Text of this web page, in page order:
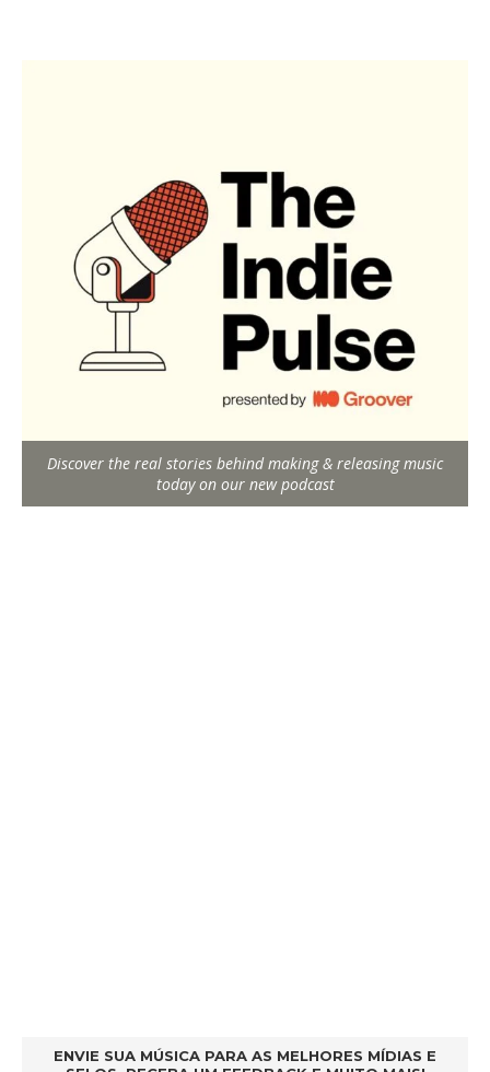
Discover the real stories behind making & releasing music
today on our new podcast
ENVIE SUA MÚSICA PARA AS MELHORES MÍDIAS E